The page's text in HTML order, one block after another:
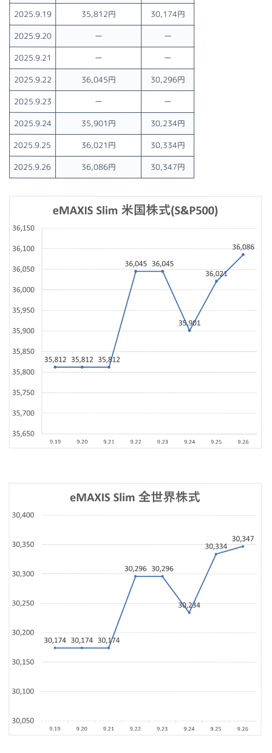
2025.9.19 35,812円 30,174円
2025.9.20 ー ー
2025.9.21 ー ー
2025.9.22 36,045円 30,296円
2025.9.23 ー ー
2025.9.24 35,901円 30,234円
2025.9.25 36,021円 30,334円
2025.9.26 36,086円 30,347円